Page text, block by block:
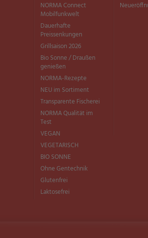
NORMA Connect
Mobilfunkwelt
Dauerhafte
Preissenkungen
Grillsaison 2026
Bio Sonne / Draußen
genießen
NORMA-Rezepte
NEU im Sortiment
Transparente Fischerei
NORMA Qualität im
Test
VEGAN
VEGETARISCH
BIO SONNE
Ohne Gentechnik
Glutenfrei
Laktosefrei